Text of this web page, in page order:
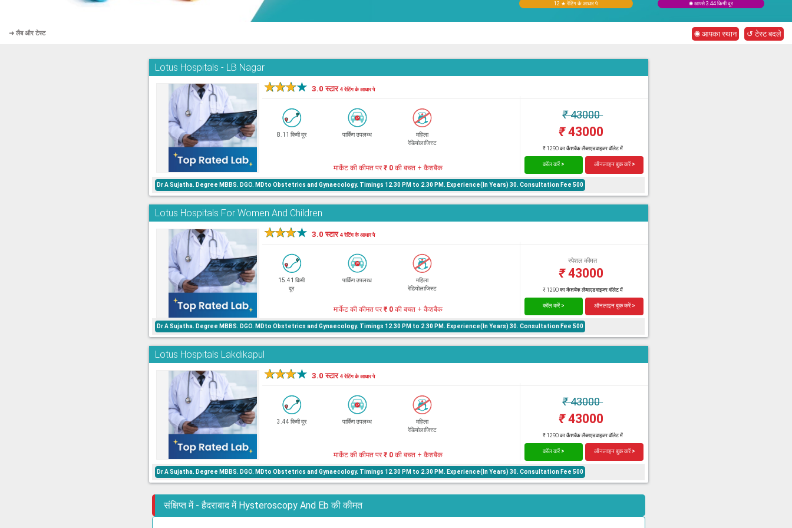
12 ★ रेटिंग के आधार पे ◉ आपसे 3.44 किमी दूर
➜ लैब और टेस्ट ◉ आपका स्थान ↺ टेस्ट बदले
Lotus Hospitals - LB Nagar
★★★★ 3.0 स्टार4 रेटिंग के आधार पे
8.11 किमी दूर पार्किंग उपलब्ध
महिला
रेडियोलाजिस्ट
₹43000
₹43000
₹ 1290 का कैशबैक लैब्सएडवाइजर वॉलेट में
मार्केट की कीमत पर₹ 0 की बचत + कैशबैक कॉल करें > ऑनलाइन बुक करें >
Dr A Sujatha. Degree MBBS. DGO. MDto Obstetrics and Gynaecology. Timings 12.30 PM to 2.30 PM. Experience(In Years) 30. Consultation Fee 500
Lotus Hospitals For Women And Children
★★★★ 3.0 स्टार4 रेटिंग के आधार पे
15.41 किमी
दूर
पार्किंग उपलब्ध
महिला
रेडियोलाजिस्ट
स्पेशल कीमत
₹43000
₹ 1290 का कैशबैक लैब्सएडवाइजर वॉलेट में
मार्केट की कीमत पर₹ 0 की बचत + कैशबैक कॉल करें > ऑनलाइन बुक करें >
Dr A Sujatha. Degree MBBS. DGO. MDto Obstetrics and Gynaecology. Timings 12.30 PM to 2.30 PM. Experience(In Years) 30. Consultation Fee 500
Lotus Hospitals Lakdikapul
★★★★ 3.0 स्टार4 रेटिंग के आधार पे
3.44 किमी दूर पार्किंग उपलब्ध
महिला
रेडियोलाजिस्ट
₹43000
₹43000
₹ 1290 का कैशबैक लैब्सएडवाइजर वॉलेट में
मार्केट की कीमत पर₹ 0 की बचत + कैशबैक कॉल करें > ऑनलाइन बुक करें >
Dr A Sujatha. Degree MBBS. DGO. MDto Obstetrics and Gynaecology. Timings 12.30 PM to 2.30 PM. Experience(In Years) 30. Consultation Fee 500
संक्षिप्त में - हैदराबाद में Hysteroscopy And Eb की कीमत